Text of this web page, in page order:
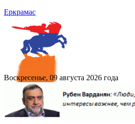
Еркрамас
Воскресенье, 09 августа 2026 года